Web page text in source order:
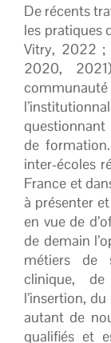
De récents
les pratiques
Vitry, 2022 ;
2020,
de
inter-écoles
France et
à présenter
en vue de
de demain
métiers de
clinique, de
l’insertion,
autant de
qualifiés et